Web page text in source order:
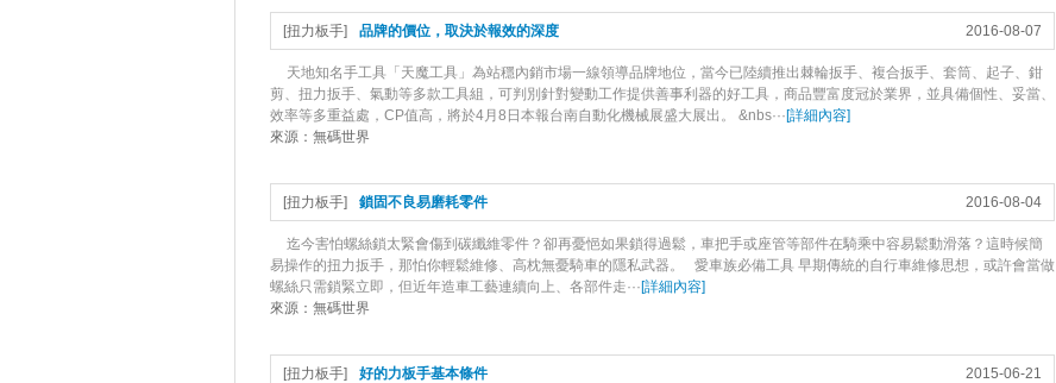
2016-08-07
[扭力板手] 品牌的價位，取決於報效的深度
天地知名手工具「天魔工具」為站穩內銷市場一線領導品牌地位，當今已陸續推出棘輪扳手、複合扳手、套筒、起子、鉗
剪、扭力扳手、氣動等多款工具組，可判別針對變動工作提供善事利器的好工具，商品豐富度冠於業界，並具備個性、妥當、
效率等多重益處，CP值高，將於4月8日本報台南自動化機械展盛大展出。 &nbs···[詳細內容]
來源： 無碼世界
2016-08-04
[扭力板手] 鎖固不良易磨耗零件
迄今害怕螺絲鎖太緊會傷到碳纖維零件？卻再憂悒如果鎖得過鬆，車把手或座管等部件在騎乘中容易鬆動滑落？這時候簡
易操作的扭力扳手，那怕你輕鬆維修、高枕無憂騎車的隱私武器。 愛車族必備工具 早期傳統的自行車維修思想，或許會當做
螺絲只需鎖緊立即，但近年造車工藝連續向上、各部件走···[詳細內容]
來源： 無碼世界
2015-06-21
[扭力板手] 好的力板手基本條件